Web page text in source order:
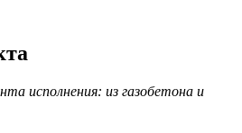
исполнения: из газобетона и